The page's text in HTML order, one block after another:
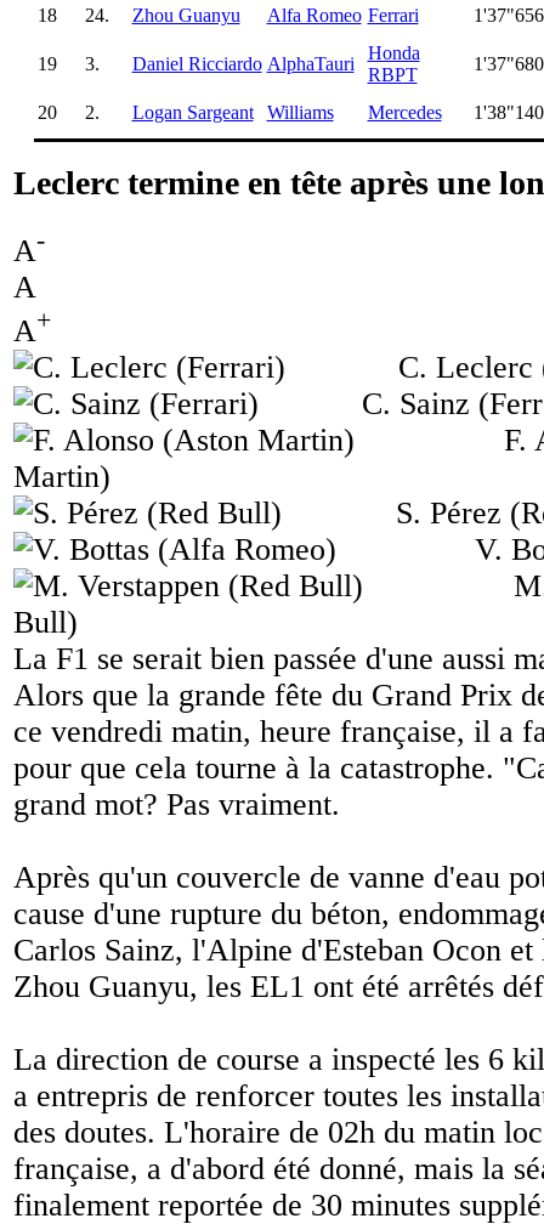
18 24. Zhou Guanyu Alfa Romeo Ferrari 1'37"656
19 3. Daniel Ricciardo AlphaTauri
Honda
RBPT
1'37"680
20 2. Logan Sargeant Williams Mercedes 1'38"140
Leclerc termine en tête après une
A-
A
A+
C. Leclerc
C. Sainz
F.
Martin)
S. Pérez
V.
Bull)
La F1 se serait bien passée d'une aussi
Alors que la grande fête du Grand Prix
ce vendredi matin, heure française, il a
pour que cela tourne à la catastrophe.
grand mot? Pas vraiment.
Après qu'un couvercle de vanne d'eau
cause d'une rupture du béton,
Carlos Sainz, l'Alpine d'Esteban Ocon
Zhou Guanyu, les EL1 ont été arrêtés
La direction de course a inspecté les 6
a entrepris de renforcer toutes les
des doutes. L'horaire de 02h du matin
française, a d'abord été donné, mais la
finalement reportée de 30 minutes